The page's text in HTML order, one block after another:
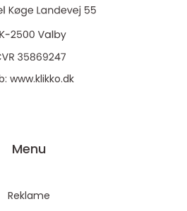
www.klikko.dk
Menu
Reklame